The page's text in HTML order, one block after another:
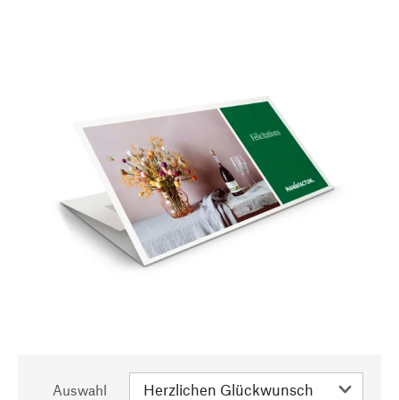
Auswahl